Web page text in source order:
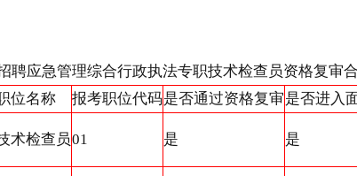
聘应急管理综合行政执法专职技术检查员资格复审
位名称 报考职位代码是否通过资格复审是否进入
术检查员01 是 是